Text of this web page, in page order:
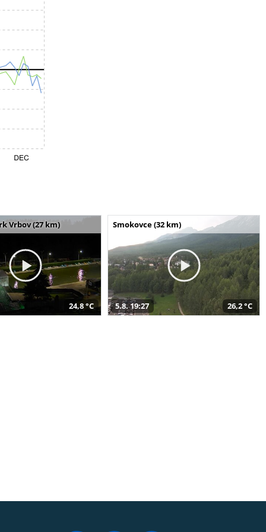
Vrbov (27 km)
24,8 °C
Smokovce (32 km)
5.8. 19:27 26,2 °C